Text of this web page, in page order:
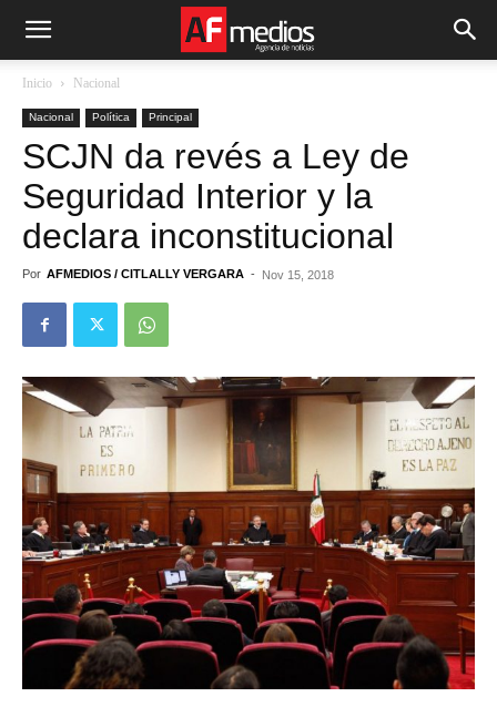
Inicio Nacional
Nacional Política Principal
SCJN da revés a Ley de
Seguridad Interior y la
declara inconstitucional
Por AFMEDIOS / CITLALLY VERGARA - Nov 15, 2018